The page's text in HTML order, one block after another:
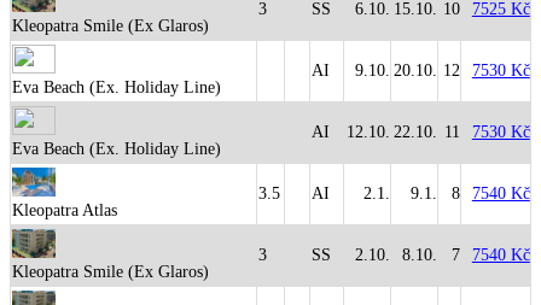
Kleopatra Smile (Ex Glaros)
3 SS 6.10. 15.10. 10 7525 Kč
Eva Beach (Ex. Holiday Line)
AI 9.10. 20.10. 12 7530 Kč
Eva Beach (Ex. Holiday Line)
AI 12.10. 22.10. 11 7530 Kč
Kleopatra Atlas
3.5 AI 2.1. 9.1. 8 7540 Kč
Kleopatra Smile (Ex Glaros)
3 SS 2.10. 8.10. 7 7540 Kč